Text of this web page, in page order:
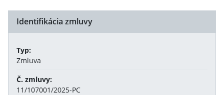
Identifikácia zmluvy
Typ:
Zmluva
Č. zmluvy:
11/107001/2025-PC